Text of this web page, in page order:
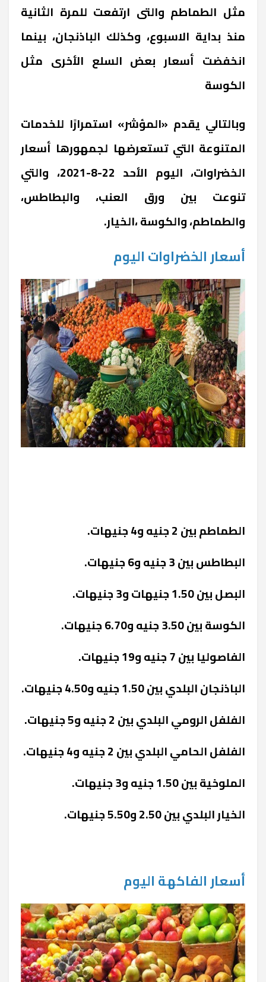
مثل الطماطم والتى ارتفعت للمرة الثانية
منذ بداية الاسبوع، وكذلك الباذنجان، بينما
انخفضت أسعار بعض السلع الأخرى مثل
الكوسة
وبالتالي يقدم «المؤشر» استمرارًا للخدمات
المتنوعة التي تستعرضها لجمهورها أسعار
الخضراوات، اليوم الأحد 22-8-2021، والتي
تنوعت بين ورق العنب، والبطاطس،
والطماطم، والكوسة ،الخيار.
أسعار الخضراوات اليوم
الطماطم بين 2 جنيه و4 جنيهات.
البطاطس بين 3 جنيه و6 جنيهات.
البصل بين 1.50 جنيهات و3 جنيهات.
الكوسة بين 3.50 جنيه و6.70 جنيهات.
الفاصوليا بين 7 جنيه و19 جنيهات.
الباذنجان البلدي بين 1.50 جنيه و4.50 جنيهات.
الفلفل الرومي البلدي بين 2 جنيه و5 جنيهات.
الفلفل الحامي البلدي بين 2 جنيه و4 جنيهات.
الملوخية بين 1.50 جنيه و3 جنيهات.
الخيار البلدي بين 2.50 و5.50 جنيهات.
أسعار الفاكهة اليوم